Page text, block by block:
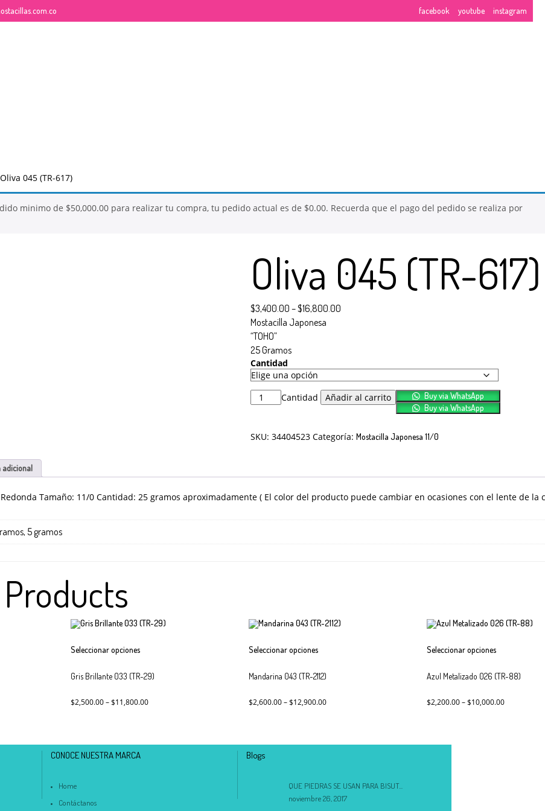
realizar tu compra, tu pedido actual es de$0.00. Recuerda que el pago del pedido se realiza por transferencia.
facebook youtube instagram
045 (TR-617)
minimo de $50,000.00para realizar tu compra, tu pedido actual es de $0.00. Recuerda que el pago del pedido se realiza por
Oliva 045 (TR-617)
$3,400.00 –$16,800.00
Mostacilla Japonesa
“TOHO”
25 Gramos
Cantidad
Cantidad Añadir al carrito
Buy via WhatsApp
Buy via WhatsApp
SKU:34404523 Categoría:Mostacilla Japonesa 11/0
adicional
Tamaño: 11/0 Cantidad: 25 gramos aproximadamente ( El color del producto puede cambiar en ocasiones con el lente de la
5 gramos
Seleccionar opcionesproducto
múltiples
Las
elegir
en
Gris Brillante 033 (TR-29)
$2,500.00–$11,800.00
Seleccionar opcionesproducto
múltiples
Las
elegir
de
producto
Mandarina 043 (TR-2112)
$2,600.00–$12,900.00
Seleccionar opcionesproducto
múltiples
Las
Azul Metalizado 026 (TR-88)
$2,200.00–$10,000.00
CONOCE NUESTRA MARCA
Home
Contáctanos
Blogs
QUE PIEDRAS SE USAN PARA BISUT...
noviembre 26, 2017